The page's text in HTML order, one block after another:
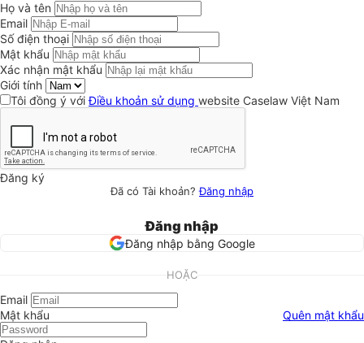
Họ và tên
Email
Số điện thoại
Mật khẩu
Xác nhận mật khẩu
Giới tính
Tôi đồng ý vớiĐiều khoản sử dụng website Caselaw Việt Nam
Đăng ký
Đã có Tài khoản?Đăng nhập
Đăng nhập
Đăng nhập bằng Google
HOẶC
Email
Mật khẩu
Quên mật khẩu